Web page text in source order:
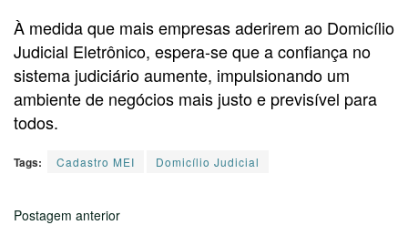
À medida que mais empresas aderirem ao Domicílio
Judicial Eletrônico, espera-se que a confiança no
sistema judiciário aumente, impulsionando um
ambiente de negócios mais justo e previsível para
todos.
Tags: Cadastro MEI Domicílio Judicial
Postagem anterior